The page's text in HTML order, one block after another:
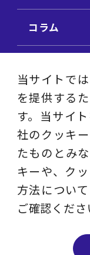
コラム
ビジネステ
動画ライブ
採用サイト
ソーシャ
当サイトで
を提供する
す。当サイ
社のクッキ
たものとみ
キーや、ク
方法について
ご確認くださ